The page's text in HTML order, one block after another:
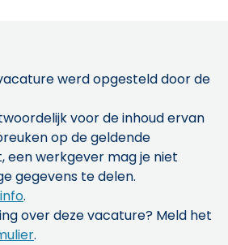
werd opgesteld door de
voor de inhoud ervan
op de geldende
een werkgever mag je niet
gegevens te delen.
.
over deze vacature? Meld het
.